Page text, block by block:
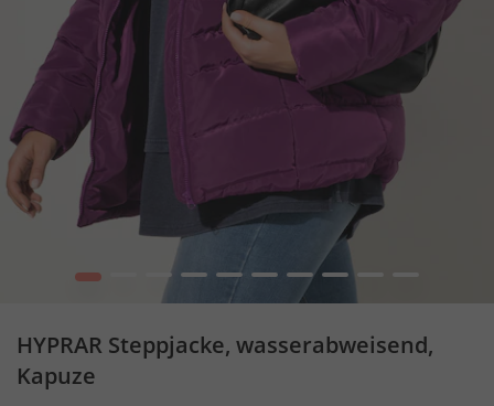
1 4 5 6 7 8
HYPRAR Steppjacke, wasserabweisend,
Kapuze